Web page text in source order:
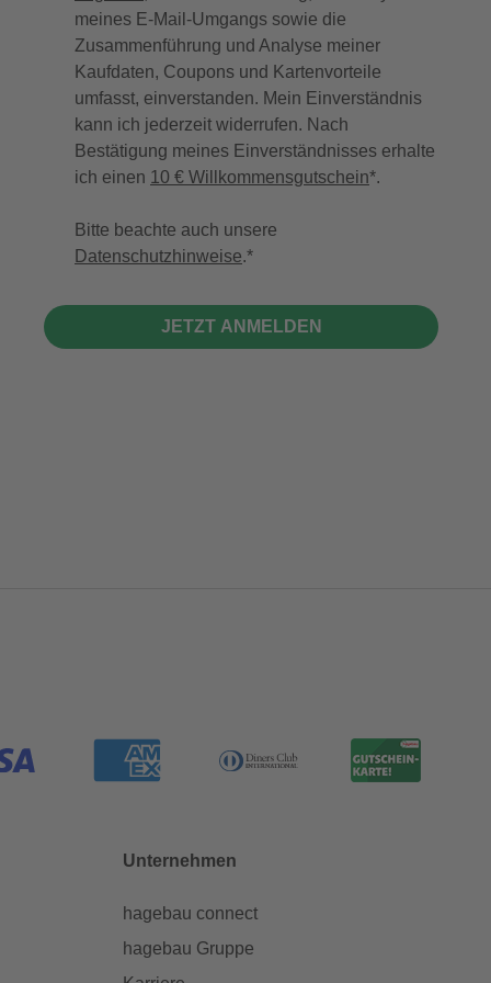
meines E-Mail-Umgangs sowie die
Zusammenführung und Analyse meiner
Kaufdaten, Coupons und Kartenvorteile
umfasst, einverstanden. Mein Einverständnis
kann ich jederzeit widerrufen. Nach
Bestätigung meines Einverständnisses erhalte
ich einen 10 € Willkommensgutschein*.
Bitte beachte auch unsere
Datenschutzhinweise.
JETZT ANMELDEN
Unternehmen
hagebau connect
hagebau Gruppe